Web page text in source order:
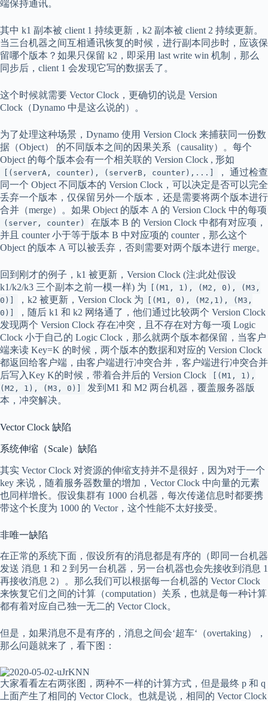
端保持通讯。
其中 k1 副本被 client 1 持续更新，k2 副本被 client 2 持续更新。
当三台机器之间互相通讯恢复的时候，进行副本同步时，应该保
留哪个版本？如果只保留 k2，即采用 last write win 机制，那么
同步后，client 1 会发现它写的数据丢了。
这个时候就需要 Vector Clock，更确切的说是 Version
Clock（Dynamo 中是这么说的）。
为了处理这种场景，Dynamo 使用 Version Clock 来捕获同一份数
据（Object） 的不同版本之间的因果关系（causality）。每个
Object 的每个版本会有一个相关联的 Version Clock , 形如
[(serverA, counter), (serverB, counter),...]
， 通过检查
同一个 Object 不同版本的 Version Clock，可以决定是否可以完全
丢弃一个版本，仅保留另外一个版本，还是需要将两个版本进行
合并（merge）。如果 Object 的版本 A 的 Version Clock 中的每项
(server, counter)
在版本 B 的 Version Clock 中都有对应项，
并且 counter 小于等于版本 B 中对应项的 counter，那么这个
Object 的版本 A 可以被丢弃，否则需要对两个版本进行 merge。
回到刚才的例子，k1 被更新，Version Clock (注:此处假设
k1/k2/k3 三个副本之前一模一样) 为
[(M1, 1), (M2, 0), (M3,
0)]
，k2 被更新，Version Clock 为
[(M1, 0), (M2,1), (M3,
0)]
，随后 k1 和 k2 网络通了，他们通过比较两个 Version Clock
发现两个 Version Clock 存在冲突，且不存在对方每一项 Logic
Clock 小于自己的 Logic Clock，那么就两个版本都保留，当客户
端来读 Key=K 的时候，两个版本的数据和对应的 Version Clock
都返回给客户端，由客户端进行冲突合并，客户端进行冲突合并
后写入Key K的时候，带着合并后的 Version Clock
[(M1, 1),
(M2, 1), (M3, 0)]
发到M1 和 M2 两台机器，覆盖服务器版
本，冲突解决。
Vector Clock 缺陷
系统伸缩（Scale）缺陷
其实 Vector Clock 对资源的伸缩支持并不是很好，因为对于一个
key 来说，随着服务器数量的增加，Vector Clock 中向量的元素
也同样增长。假设集群有 1000 台机器，每次传递信息时都要携
带这个长度为 1000 的 Vector，这个性能不太好接受。
非唯一缺陷
在正常的系统下面，假设所有的消息都是有序的（即同一台机器
发送 消息 1 和 2 到另一台机器，另一台机器也会先接收到消息 1
再接收消息 2）。那么我们可以根据每一台机器的 Vector Clock
来恢复它们之间的计算（computation）关系，也就是每一种计算
都有着对应自己独一无二的 Vector Clock。
但是，如果消息不是有序的，消息之间会‘超车‘（overtaking），
那么问题就来了，看下图：
大家看看左右两张图，两种不一样的计算方式，但是最终 p 和 q
上面产生了相同的 Vector Clock。也就是说，相同的 Vector Clock